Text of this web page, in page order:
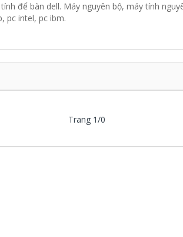
để bàn dell. Máy nguyên bộ, máy tính
pc intel, pc ibm.
Trang 1/0